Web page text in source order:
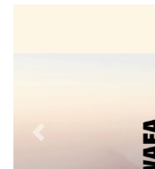
07/August/2026 02:45 PM
La présidence
Previous